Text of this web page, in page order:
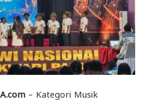
– Kategori Musik